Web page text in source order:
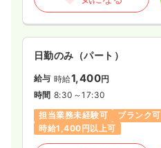
日勤のみ（パート）
給与 時給1,400円
時間 8:30～17:30
担当業務未経験可
ブランク可
時給1,400円以上可